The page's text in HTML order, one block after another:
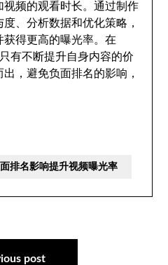
频的观看时长。通过制作
、分析数据和优化策略，
得更高的曝光率。在
有不断提升自身内容的价
，避免负面排名的影响，
排名影响提升视频曝光率
post